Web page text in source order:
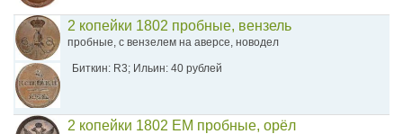
2 копейки 1802 пробные, вензель
пробные, с вензелем на аверсе, новодел
Биткин: R3; Ильин: 40 рублей
2 копейки 1802 ЕМ пробные, орёл